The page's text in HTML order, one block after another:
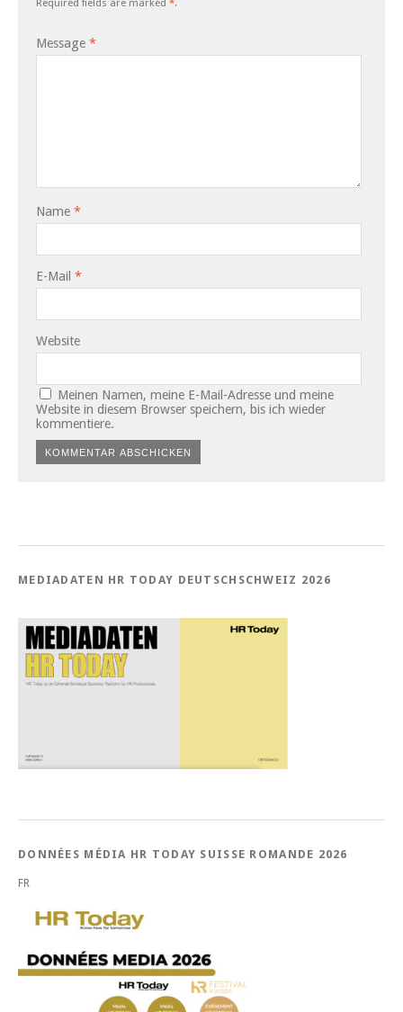
Message *
Name *
E-Mail *
Website
Meinen Namen, meine E-Mail-Adresse und meine
Website in diesem Browser speichern, bis ich wieder
kommentiere.
MEDIADATEN HR TODAY DEUTSCHSCHWEIZ 2026
DONNÉES MÉDIA HR TODAY SUISSE ROMANDE 2026
FR